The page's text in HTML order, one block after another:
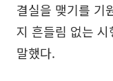
결실을 맺기를 기
지 흔들림 없는
말했다.